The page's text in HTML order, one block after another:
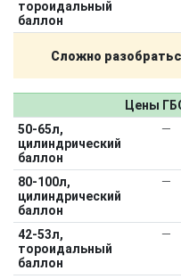
тороидальный
баллон
Сложно
Цены
50-65л,
цилиндрический
баллон
—
80-100л,
цилиндрический
баллон
—
42-53л,
тороидальный
баллон
—